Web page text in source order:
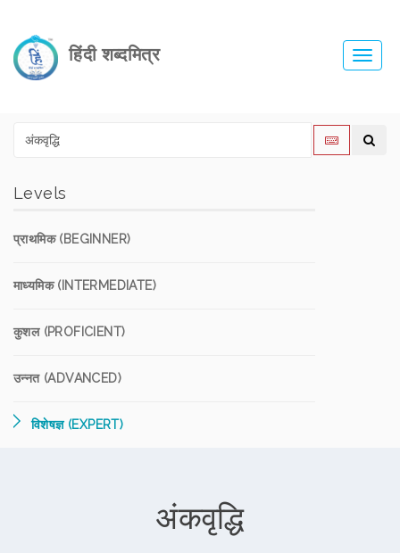
हिंदी शब्दमित्र
Levels
प्राथमिक (BEGINNER)
माध्यमिक (INTERMEDIATE)
कुशल (PROFICIENT)
उन्नत (ADVANCED)
विशेषज्ञ (EXPERT)
अंकवृद्धि